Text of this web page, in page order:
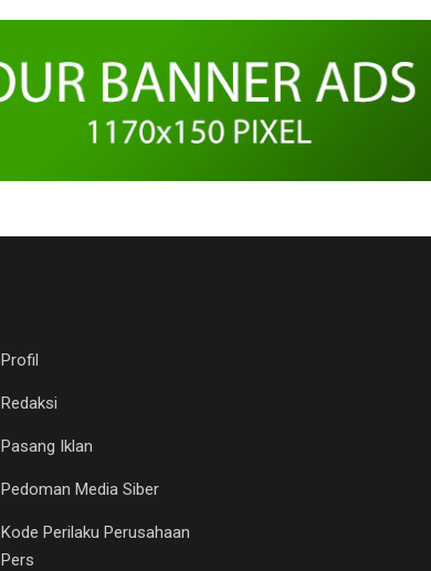
Profil
Redaksi
Pasang Iklan
Pedoman Media Siber
Kode Perilaku Perusahaan
Pers